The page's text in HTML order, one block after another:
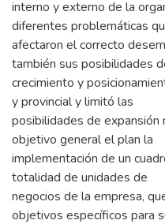
interno y externo de la
diferentes problemáticas
afectaron el correcto
también sus posibilidades
crecimiento y
y provincial y limitó las
posibilidades de expansión
objetivo general el plan la
implementación de un
totalidad de unidades de
negocios de la empresa,
objetivos específicos para